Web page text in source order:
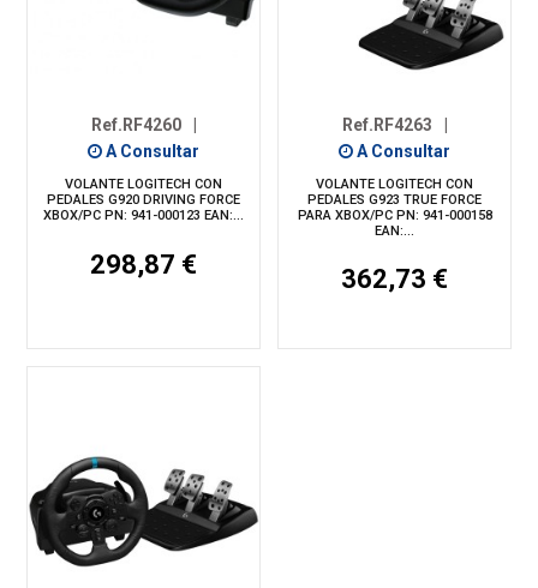
Ref.RF4260
A Consultar
VOLANTE LOGITECH CON
PEDALES G920 DRIVING FORCE
XBOX/PC PN: 941-000123 EAN:...
298,87 €
Ref.RF4263
A Consultar
VOLANTE LOGITECH CON
PEDALES G923 TRUE FORCE
PARA XBOX/PC PN: 941-000158
EAN:...
362,73 €